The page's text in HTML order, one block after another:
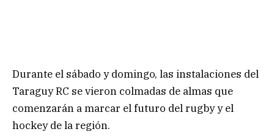
Durante el sábado y domingo, las instalaciones del
Taraguy RC se vieron colmadas de almas que
comenzarán a marcar el futuro del rugby y el
hockey de la región.